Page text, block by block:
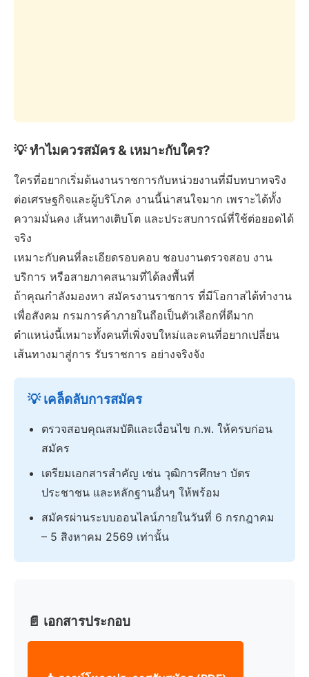
💡 ทำไมควรสมัคร & เหมาะกับใคร?
ใครที่อยากเริ่มต้นงานราชการกับหน่วยงานที่มีบทบาทจริง
ต่อเศรษฐกิจและผู้บริโภค งานนี้น่าสนใจมาก เพราะได้ทั้ง
ความมั่นคง เส้นทางเติบโต และประสบการณ์ที่ใช้ต่อยอดได้
จริง
เหมาะกับคนที่ละเอียดรอบคอบ ชอบงานตรวจสอบ งาน
บริการ หรือสายภาคสนามที่ได้ลงพื้นที่
ถ้าคุณกำลังมองหา สมัครงานราชการ ที่มีโอกาสได้ทำงาน
เพื่อสังคม กรมการค้าภายในถือเป็นตัวเลือกที่ดีมาก
ตำแหน่งนี้เหมาะทั้งคนที่เพิ่งจบใหม่และคนที่อยากเปลี่ยน
เส้นทางมาสู่การ รับราชการ อย่างจริงจัง
💡 เคล็ดลับการสมัคร
ตรวจสอบคุณสมบัติและเงื่อนไข ก.พ. ให้ครบก่อน
สมัคร
เตรียมเอกสารสำคัญ เช่น วุฒิการศึกษา บัตร
ประชาชน และหลักฐานอื่นๆ ให้พร้อม
สมัครผ่านระบบออนไลน์ภายในวันที่ 6 กรกฎาคม
– 5 สิงหาคม 2569 เท่านั้น
📄 เอกสารประกอบ